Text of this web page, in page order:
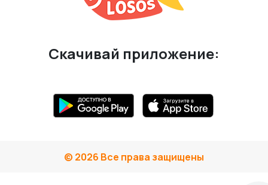
Скачивай приложение:
© 2026 Все права защищены